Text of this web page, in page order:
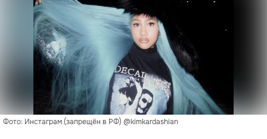
Фото: Инстаграм (запрещён в РФ) @kimkardashian